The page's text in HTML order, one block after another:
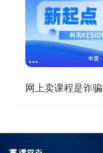
网上卖课程是诈